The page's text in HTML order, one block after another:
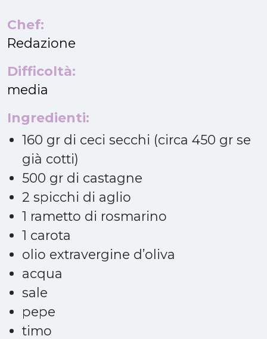
Chef:
Redazione
Difficoltà:
media
Ingredienti:
160 gr di ceci secchi (circa 450 gr se
già cotti)
500 gr di castagne
2 spicchi di aglio
1 rametto di rosmarino
1 carota
olio extravergine d’oliva
acqua
sale
pepe
timo